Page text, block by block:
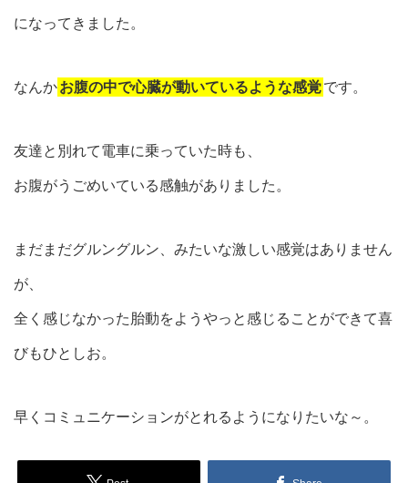
になってきました。
なんかお腹の中で心臓が動いているような感覚です。
友達と別れて電車に乗っていた時も、
お腹がうごめいている感触がありました。
まだまだグルングルン、みたいな激しい感覚はありません
が、
全く感じなかった胎動をようやっと感じることができて喜
びもひとしお。
早くコミュニケーションがとれるようになりたいな～。